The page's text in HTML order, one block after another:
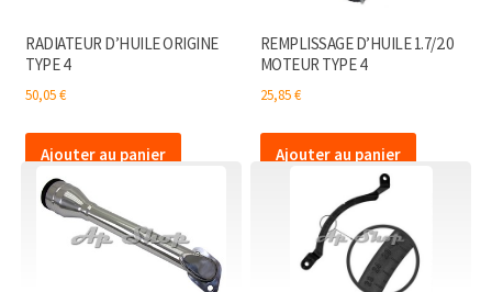
RADIATEUR D’HUILE ORIGINE
TYPE 4
50,05€
Ajouter au panier
REMPLISSAGE D’HUILE 1.7/2.0
MOTEUR TYPE 4
25,85€
Ajouter au panier